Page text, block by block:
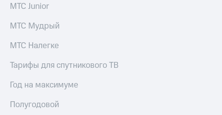
МТС Junior
МТС Мудрый
МТС Налегке
Тарифы для спутникового ТВ
Год на максимуме
Полугодовой